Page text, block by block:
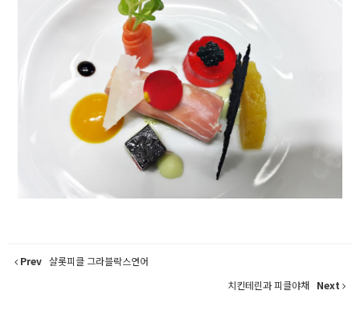
Prev 샬롯피클 그라블락스연어
치킨테린과 피클야채 Next